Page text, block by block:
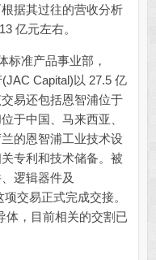
据其过往的营收分析
亿元左右。
准产品事业部，
Capital)以 27.5 亿
易还包括恩智浦位于
于中国、马来西亚、
的恩智浦工业技术设
专利和技术储备。被
逻辑器件及
交易正式完成交接。
体，目前相关的交割已